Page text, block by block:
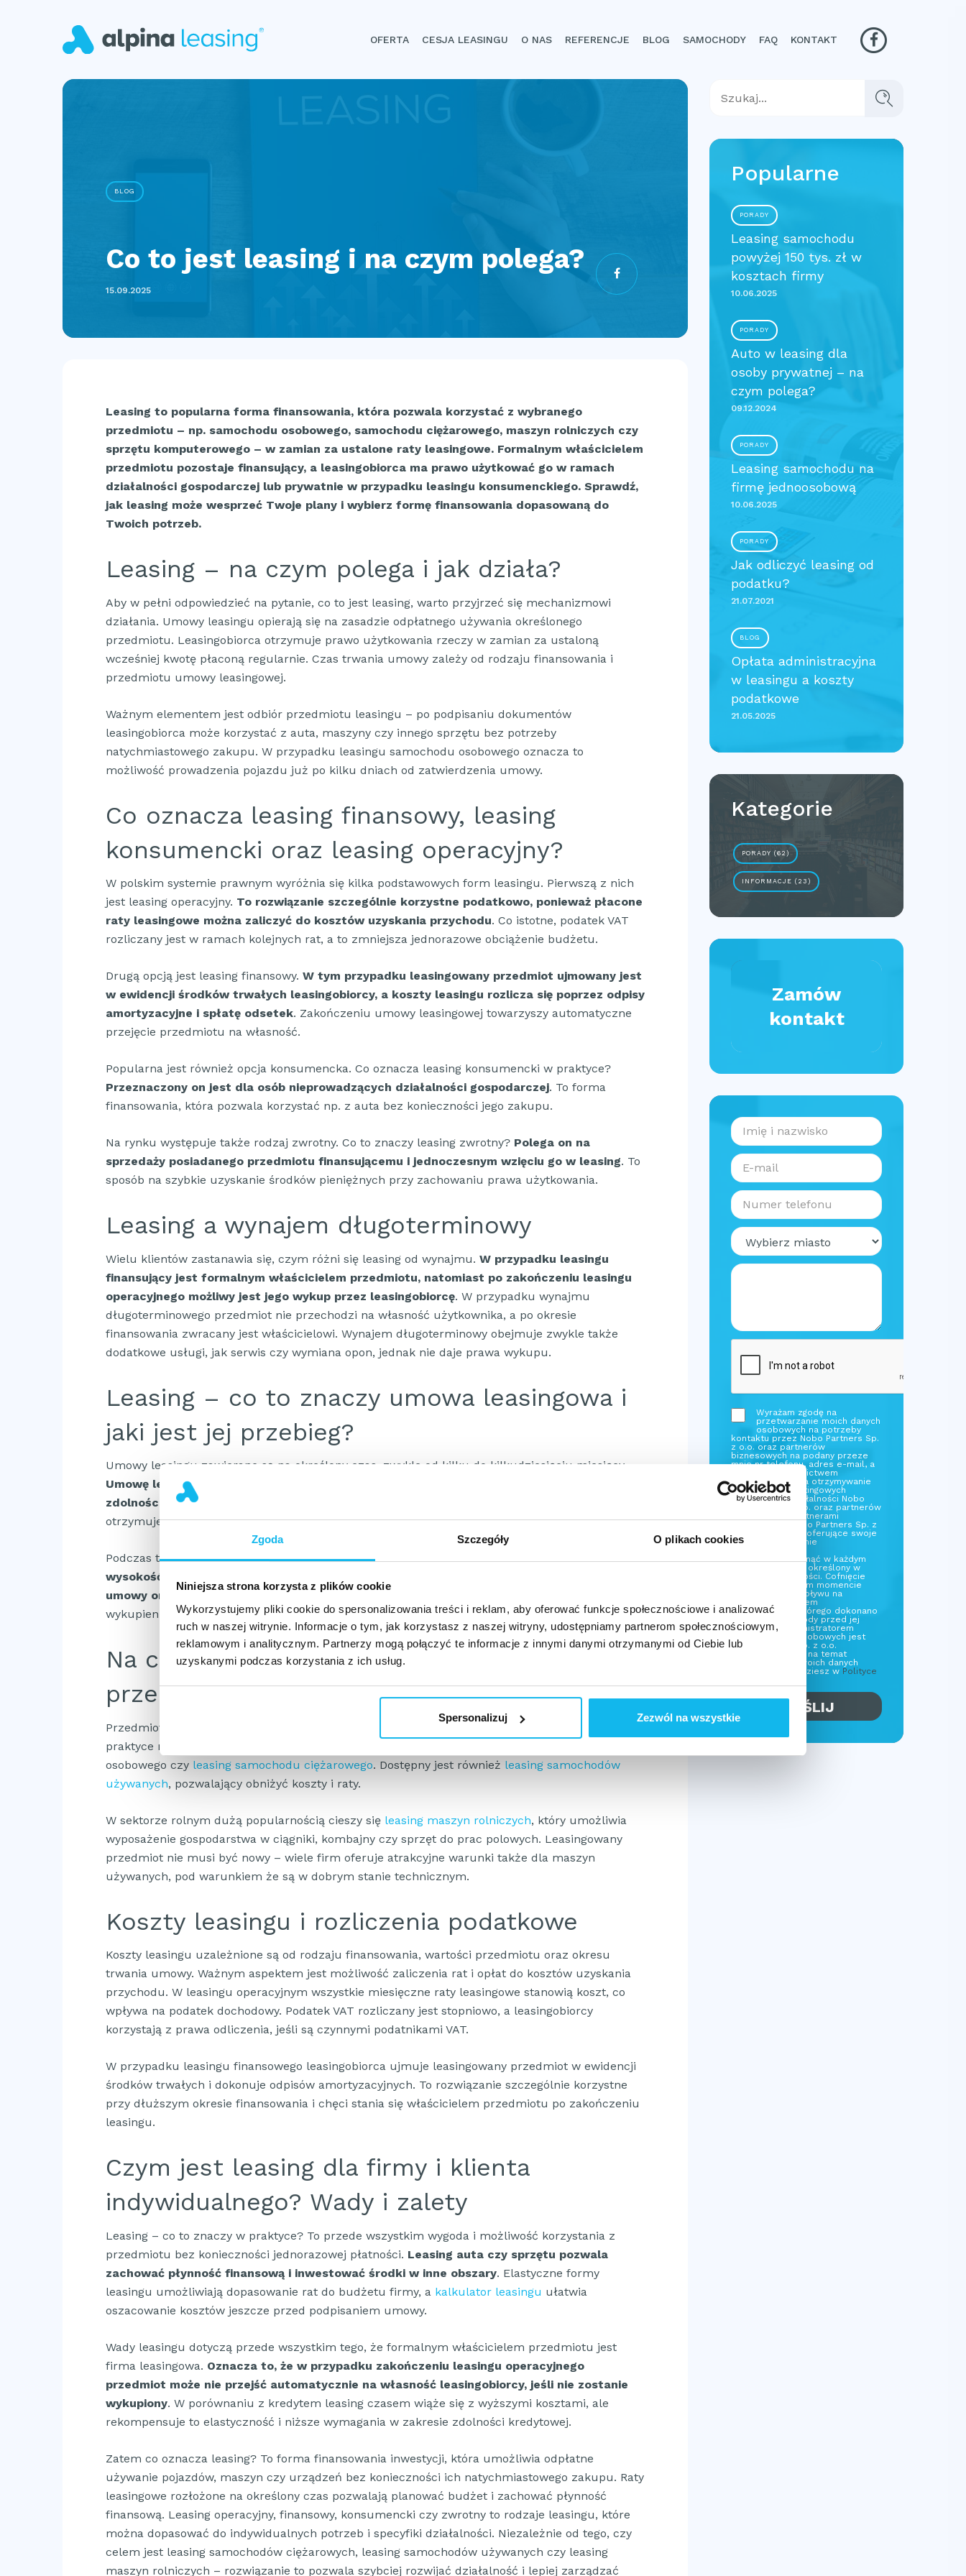
Zgoda Szczegóły O plikach cookies
Niniejsza strona korzysta z plików cookie
Wykorzystujemy pliki cookie do spersonalizowania treści i reklam, aby oferować funkcje społecznościowe i analizować
ruch w naszej witrynie. Informacje o tym, jak korzystasz z naszej witryny, udostępniamy partnerom społecznościowym,
reklamowym i analitycznym. Partnerzy mogą połączyć te informacje z innymi danymi otrzymanymi od Ciebie lub
uzyskanymi podczas korzystania z ich usług.
Spersonalizuj Zezwól na wszystkie
OFERTA CESJA LEASINGU O NAS REFERENCJE BLOG SAMOCHODY FAQ KONTAKT
BLOG
Co to jest leasing i na czym polega?
15.09.2025
Leasing to popularna forma finansowania, która pozwala korzystać z wybranego
przedmiotu – np. samochodu osobowego, samochodu ciężarowego, maszyn rolniczych czy
sprzętu komputerowego – w zamian za ustalone raty leasingowe. Formalnym właścicielem
przedmiotu pozostaje finansujący, a leasingobiorca ma prawo użytkować go w ramach
działalności gospodarczej lub prywatnie w przypadku leasingu konsumenckiego. Sprawdź,
jak leasing może wesprzeć Twoje plany i wybierz formę finansowania dopasowaną do
Twoich potrzeb.
Leasing – na czym polega i jak działa?
Aby w pełni odpowiedzieć na pytanie, co to jest leasing, warto przyjrzeć się mechanizmowi
działania. Umowy leasingu opierają się na zasadzie odpłatnego używania określonego
przedmiotu. Leasingobiorca otrzymuje prawo użytkowania rzeczy w zamian za ustaloną
wcześniej kwotę płaconą regularnie. Czas trwania umowy zależy od rodzaju finansowania i
przedmiotu umowy leasingowej.
Ważnym elementem jest odbiór przedmiotu leasingu – po podpisaniu dokumentów
leasingobiorca może korzystać z auta, maszyny czy innego sprzętu bez potrzeby
natychmiastowego zakupu. W przypadku leasingu samochodu osobowego oznacza to
możliwość prowadzenia pojazdu już po kilku dniach od zatwierdzenia umowy.
Co oznacza leasing finansowy, leasing
konsumencki oraz leasing operacyjny?
W polskim systemie prawnym wyróżnia się kilka podstawowych form leasingu. Pierwszą z nich
jest leasing operacyjny. To rozwiązanie szczególnie korzystne podatkowo, ponieważ płacone
raty leasingowe można zaliczyć do kosztów uzyskania przychodu. Co istotne, podatek VAT
rozliczany jest w ramach kolejnych rat, a to zmniejsza jednorazowe obciążenie budżetu.
Drugą opcją jest leasing finansowy. W tym przypadku leasingowany przedmiot ujmowany jest
w ewidencji środków trwałych leasingobiorcy, a koszty leasingu rozlicza się poprzez odpisy
amortyzacyjne i spłatę odsetek. Zakończeniu umowy leasingowej towarzyszy automatyczne
przejęcie przedmiotu na własność.
Popularna jest również opcja konsumencka. Co oznacza leasing konsumencki w praktyce?
Przeznaczony on jest dla osób nieprowadzących działalności gospodarczej. To forma
finansowania, która pozwala korzystać np. z auta bez konieczności jego zakupu.
Na rynku występuje także rodzaj zwrotny. Co to znaczy leasing zwrotny? Polega on na
sprzedaży posiadanego przedmiotu finansującemu i jednoczesnym wzięciu go w leasing. To
sposób na szybkie uzyskanie środków pieniężnych przy zachowaniu prawa użytkowania.
Leasing a wynajem długoterminowy
Wielu klientów zastanawia się, czym różni się leasing od wynajmu. W przypadku leasingu
finansujący jest formalnym właścicielem przedmiotu, natomiast po zakończeniu leasingu
operacyjnego możliwy jest jego wykup przez leasingobiorcę. W przypadku wynajmu
długoterminowego przedmiot nie przechodzi na własność użytkownika, a po okresie
finansowania zwracany jest właścicielowi. Wynajem długoterminowy obejmuje zwykle także
dodatkowe usługi, jak serwis czy wymiana opon, jednak nie daje prawa wykupu.
Leasing – co to znaczy umowa leasingowa i
jaki jest jej przebieg?
Umowy leasingu zawierane są na określony czas, zwykle od kilku do kilkudziesięciu miesięcy.
Umowę leasingu finansujący przygotowuje na podstawie wyceny przedmiotu oraz
zdolności finansowej leasingobiorcy
otrzymuje prawo do korzystania z przedmiotu umowy leasingowej.
Podczas trwania umowy leasingowej leasingobiorca ma obowiązek płacić raty leasingowe.Ich
wysokość zależy od wartości przedmiotu finansowania, wpłaty wstępnej, okresu trwania
umowy oraz ustalonego harmonogramu spłat
wykupienie przedmiotu za ustaloną kwotę lub zawarcie kolejnej umowy na inny przedmiot.
Na czym polega leasing i jaki jest jego
przedmiot?
Przedmiotem leasingu mogą być różnego rodzaju środki transportu, maszyny i urządzenia. W
praktyce najczęściej wybierany jest leasing auta – szczególnie popularny leasing samochodu
osobowego czy leasing samochodu ciężarowego. Dostępny jest również leasing samochodów
używanych, pozwalający obniżyć koszty i raty.
W sektorze rolnym dużą popularnością cieszy się leasing maszyn rolniczych, który umożliwia
wyposażenie gospodarstwa w ciągniki, kombajny czy sprzęt do prac polowych. Leasingowany
przedmiot nie musi być nowy – wiele firm oferuje atrakcyjne warunki także dla maszyn
używanych, pod warunkiem że są w dobrym stanie technicznym.
Koszty leasingu i rozliczenia podatkowe
Koszty leasingu uzależnione są od rodzaju finansowania, wartości przedmiotu oraz okresu
trwania umowy. Ważnym aspektem jest możliwość zaliczenia rat i opłat do kosztów uzyskania
przychodu. W leasingu operacyjnym wszystkie miesięczne raty leasingowe stanowią koszt, co
wpływa na podatek dochodowy. Podatek VAT rozliczany jest stopniowo, a leasingobiorcy
korzystają z prawa odliczenia, jeśli są czynnymi podatnikami VAT.
W przypadku leasingu finansowego leasingobiorca ujmuje leasingowany przedmiot w ewidencji
środków trwałych i dokonuje odpisów amortyzacyjnych. To rozwiązanie szczególnie korzystne
przy dłuższym okresie finansowania i chęci stania się właścicielem przedmiotu po zakończeniu
leasingu.
Czym jest leasing dla firmy i klienta
indywidualnego? Wady i zalety
Leasing – co to znaczy w praktyce? To przede wszystkim wygoda i możliwość korzystania z
przedmiotu bez konieczności jednorazowej płatności. Leasing auta czy sprzętu pozwala
zachować płynność finansową i inwestować środki w inne obszary. Elastyczne formy
leasingu umożliwiają dopasowanie rat do budżetu firmy, a kalkulator leasingu ułatwia
oszacowanie kosztów jeszcze przed podpisaniem umowy.
Wady leasingu dotyczą przede wszystkim tego, że formalnym właścicielem przedmiotu jest
firma leasingowa. Oznacza to, że w przypadku zakończeniu leasingu operacyjnego
przedmiot może nie przejść automatycznie na własność leasingobiorcy, jeśli nie zostanie
wykupiony. W porównaniu z kredytem leasing czasem wiąże się z wyższymi kosztami, ale
rekompensuje to elastyczność i niższe wymagania w zakresie zdolności kredytowej.
Zatem co oznacza leasing? To forma finansowania inwestycji, która umożliwia odpłatne
używanie pojazdów, maszyn czy urządzeń bez konieczności ich natychmiastowego zakupu. Raty
leasingowe rozłożone na określony czas pozwalają planować budżet i zachować płynność
finansową. Leasing operacyjny, finansowy, konsumencki czy zwrotny to rodzaje leasingu, które
można dopasować do indywidualnych potrzeb i specyfiki działalności. Niezależnie od tego, czy
celem jest leasing samochodów ciężarowych, leasing samochodów używanych czy leasing
maszyn rolniczych – rozwiązanie to pozwala szybciej rozwijać działalność i lepiej zarządzać
Popularne
PORADY
Leasing samochodu
powyżej 150 tys. zł w
kosztach firmy
10.06.2025
PORADY
Auto w leasing dla
osoby prywatnej – na
czym polega?
09.12.2024
PORADY
Leasing samochodu na
firmę jednoosobową
10.06.2025
PORADY
Jak odliczyć leasing od
podatku?
21.07.2021
BLOG
Opłata administracyjna
w leasingu a koszty
podatkowe
21.05.2025
Kategorie
PORADY (62)
INFORMACJE (23)
Zamów
kontakt
Wyrażam zgodę na
przetwarzanie moich danych
osobowych na potrzeby
kontaktu przez Nobo Partners Sp.
z o.o. oraz partnerów
biznesowych na podany przeze
mnie nr telefonu, adres e-mail, a
także za pośrednictwem
sms/mms oraz na otrzymywanie
informacji marketingowych
dotyczących działalności Nobo
Partners Sp. z o.o. oraz partnerów
biznesowych. Partnerami
biznesowymi Nobo Partners Sp. z
o.o. są podmioty oferujące swoje
usługi na platformie
Zgodę można cofnąć w każdym
czasie w sposób określony w
Polityce prywatności. Cofnięcie
zgody w dowolnym momencie
pozostaje bez wpływu na
zgodność z prawem
przetwarzania, którego dokonano
na podstawie zgody przed jej
cofnięciem Administratorem
Twoich danych osobowych jest
Nobo Partners Sp. z o.o.
Więcej informacji na temat
przetwarzania Twoich danych
osobowych znajdziesz w Polityce